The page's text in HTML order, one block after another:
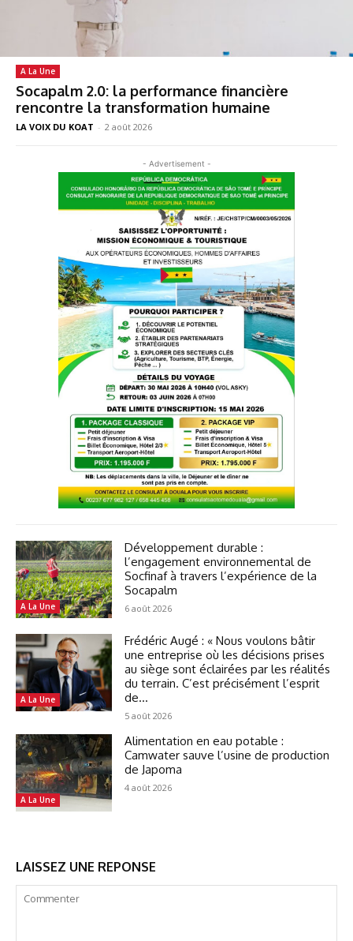
A La Une
Socapalm 2.0: la performance financière
rencontre la transformation humaine
LA VOIX DU KOAT - 2 août 2026
- Advertisement -
A La Une
Développement durable :
l’engagement environnemental de
Socfinaf à travers l’expérience de la
Socapalm
6 août 2026
A La Une
Frédéric Augé : « Nous voulons bâtir
une entreprise où les décisions prises
au siège sont éclairées par les réalités
du terrain. C’est précisément l’esprit
de...
5 août 2026
A La Une
Alimentation en eau potable :
Camwater sauve l’usine de production
de Japoma
4 août 2026
LAISSEZ UNE REPONSE